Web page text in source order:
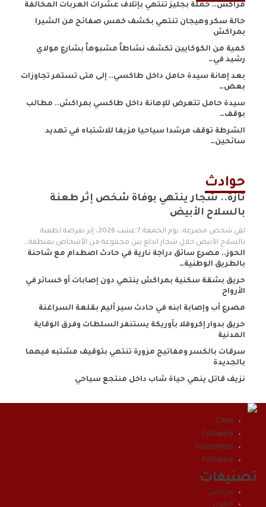
مراكش.. حملة بجليز تنتهي بإتلاف عشرات العربات المخالفة
حالة سكر وهيجان تنتهي بكشف خمس صفائح من الشيرا
بمراكش
كمية من الكوكايين تكشف نشاطاً مشبوهاً بشارع مولاي
رشيد في…
بعد إهانة سيدة حامل داخل طاكسي.. إلى متى تستمر تجاوزات
بعض…
سيدة حامل تتعرض للإهانة داخل طاكسي بمراكش.. مطالب
بوقف…
الشرطة توقف مرشدا سياحيا مزيفا للاشتباه في تهديد
سائحين…
حوادث
تازة.. شجار ينتهي بوفاة شخص إثر طعنة
بالسلاح الأبيض
لقي شخص مصرعه، يوم الجمعة 7 غشت 2026، إثر تعرضه لطعنة
بالسلاح الأبيض خلال شجار اندلع بين مجموعة من الأشخاص بمنطقة…
الحوز.. مصرع سائق دراجة نارية في حادث اصطدام مع شاحنة
بالطريق الوطنية…
حريق بشقة سكنية بمراكش ينتهي دون إصابات أو خسائر في
الأرواح
مصرع أب وإصابة ابنه في حادث سير أليم بقلعة السراغنة
حريق بدوار إكروفلا بأوريكة يستنفر السلطات وفرق الوقاية
المدنية
سرقات بالكسر ومفاتيح مزورة تنتهي بتوقيف مشتبه فيهما
بالجديدة
نزيف قاتل ينهي حياة شاب داخل منتجع سياحي
Likes
Followers
Subscribers
Followers
تصنيفات
مراكش
جهوي